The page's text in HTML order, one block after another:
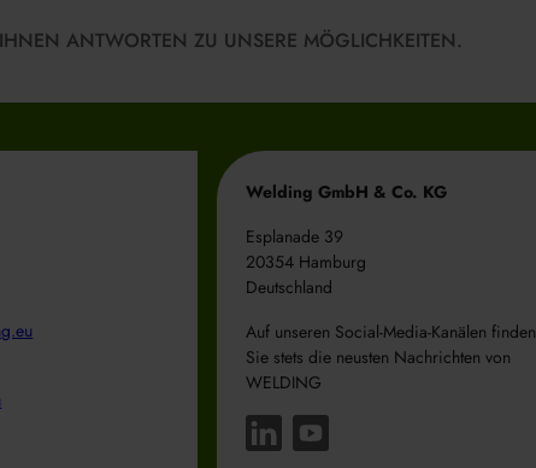
ANTWORTEN ZU UNSERE MÖGLICHKEITEN.
Welding GmbH & Co. KG
Esplanade 39
20354 Hamburg
Deutschland
Auf unseren Social-Media-Kanälen finden
Sie stets die neusten Nachrichten von
WELDING